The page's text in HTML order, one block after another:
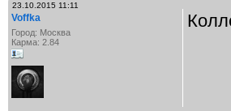
23.10.2015 11:11
Voffka
Город: Москва
Карма: 2.84